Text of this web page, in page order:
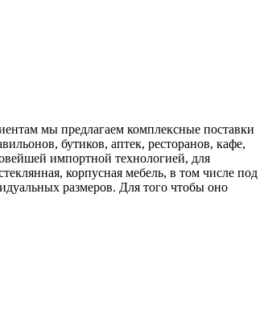
мы предлагаем комплексные поставки
бутиков, аптек, ресторанов, кафе,
импортной технологией, для
корпусная мебель, в том числе под
размеров. Для того чтобы оно